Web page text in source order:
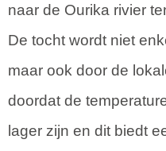
naar de Ourika rivier
De tocht wordt niet
maar ook door de
doordat de
lager zijn en dit biedt